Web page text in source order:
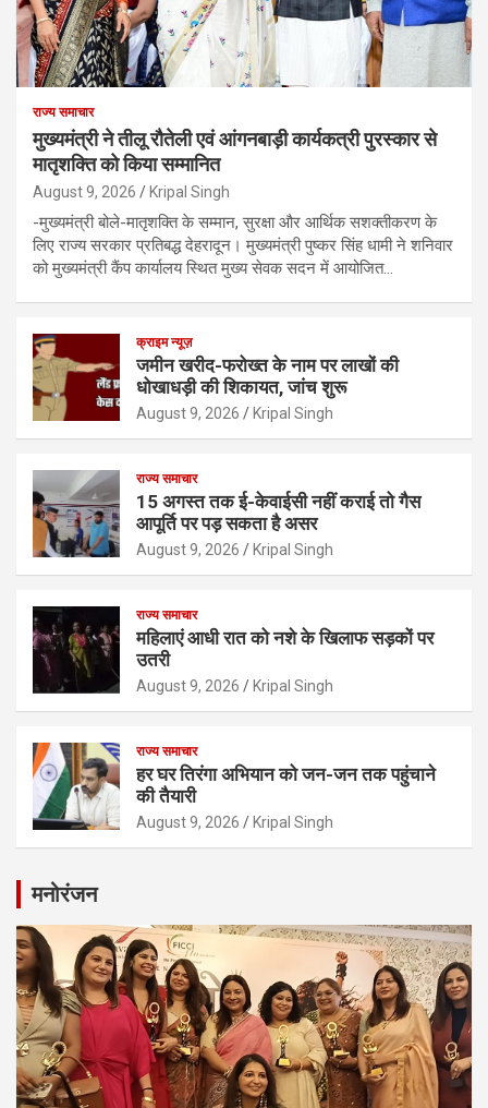
राज्य समाचार
मुख्यमंत्री ने तीलू रौतेली एवं आंगनबाड़ी कार्यकत्री पुरस्कार से
मातृशक्ति को किया सम्मानित
August 9, 2026 Kripal Singh
-मुख्यमंत्री बोले-मातृशक्ति के सम्मान, सुरक्षा और आर्थिक सशक्तीकरण के
लिए राज्य सरकार प्रतिबद्ध देहरादून। मुख्यमंत्री पुष्कर सिंह धामी ने शनिवार
को मुख्यमंत्री कैंप कार्यालय स्थित मुख्य सेवक सदन में आयोजित…
क्राइम न्यूज़
जमीन खरीद-फरोख्त के नाम पर लाखों की
धोखाधड़ी की शिकायत, जांच शुरू
August 9, 2026 Kripal Singh
राज्य समाचार
15 अगस्त तक ई-केवाईसी नहीं कराई तो गैस
आपूर्ति पर पड़ सकता है असर
August 9, 2026 Kripal Singh
राज्य समाचार
महिलाएं आधी रात को नशे के खिलाफ सड़कों पर
उतरी
August 9, 2026 Kripal Singh
राज्य समाचार
हर घर तिरंगा अभियान को जन-जन तक पहुंचाने
की तैयारी
August 9, 2026 Kripal Singh
मनोरंजन